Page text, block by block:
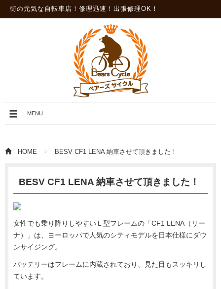
街の元気な自転車店！修理迅速！出張修理OK！
メ
を
MENU
HOME BESV CF1 LENA 納車させて頂きました！
BESV CF1 LENA 納車させて頂きました！
女性でも乗り降りしやすいＬ型フレームの「CF1 LENA（リー
ナ）」は、ヨーロッパで人気のシティモデルを日本仕様にダウ
ンサイジング。
バッテリーはフレームに内蔵されており、見た目もスッキリし
ています。